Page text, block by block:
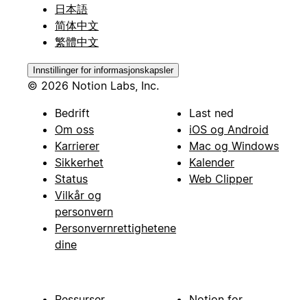
日本語
简体中文
繁體中文
Innstillinger for informasjonskapsler
© 2026 Notion Labs, Inc.
Bedrift
Om oss
Karrierer
Sikkerhet
Status
Vilkår og
personvern
Personvernrettighetene
dine
Last ned
iOS og Android
Mac og Windows
Kalender
Web Clipper